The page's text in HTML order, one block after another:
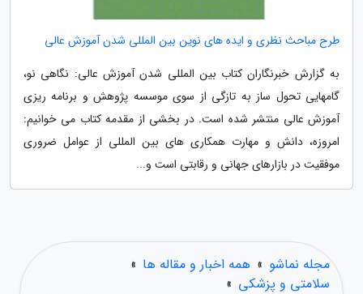
طرح مباحث نظری و ایده های نوین بین المللی شدن آموزش عالی
به گزارش خبرنگاران کتاب بین المللی شدن آموزش عالی: نگاهی نو،
گام­هایی تحول ­ساز به تازگی از سوی موسسه پژوهش و برنامه ریزی
آموزش عالی منتشر شده است. در بخشی از مقدمه کتاب می خوانیم:
امروزه، دانش و مهارت همکاری­ های بین المللی از عوامل ضروری
موفقیت در بازارهای جهانی و رقابتی است و...
مجله نماشو » همه اخبار و مقاله ها »
سلامتی و پزشکی »